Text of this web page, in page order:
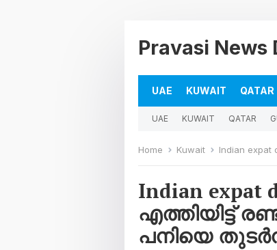
Pravasi News
UAE KUWAIT QATAR
UAE KUWAIT QATAR
Home Kuwait Indian expat
Indian expat
എത്തിയിട്ട്
പനിയെ